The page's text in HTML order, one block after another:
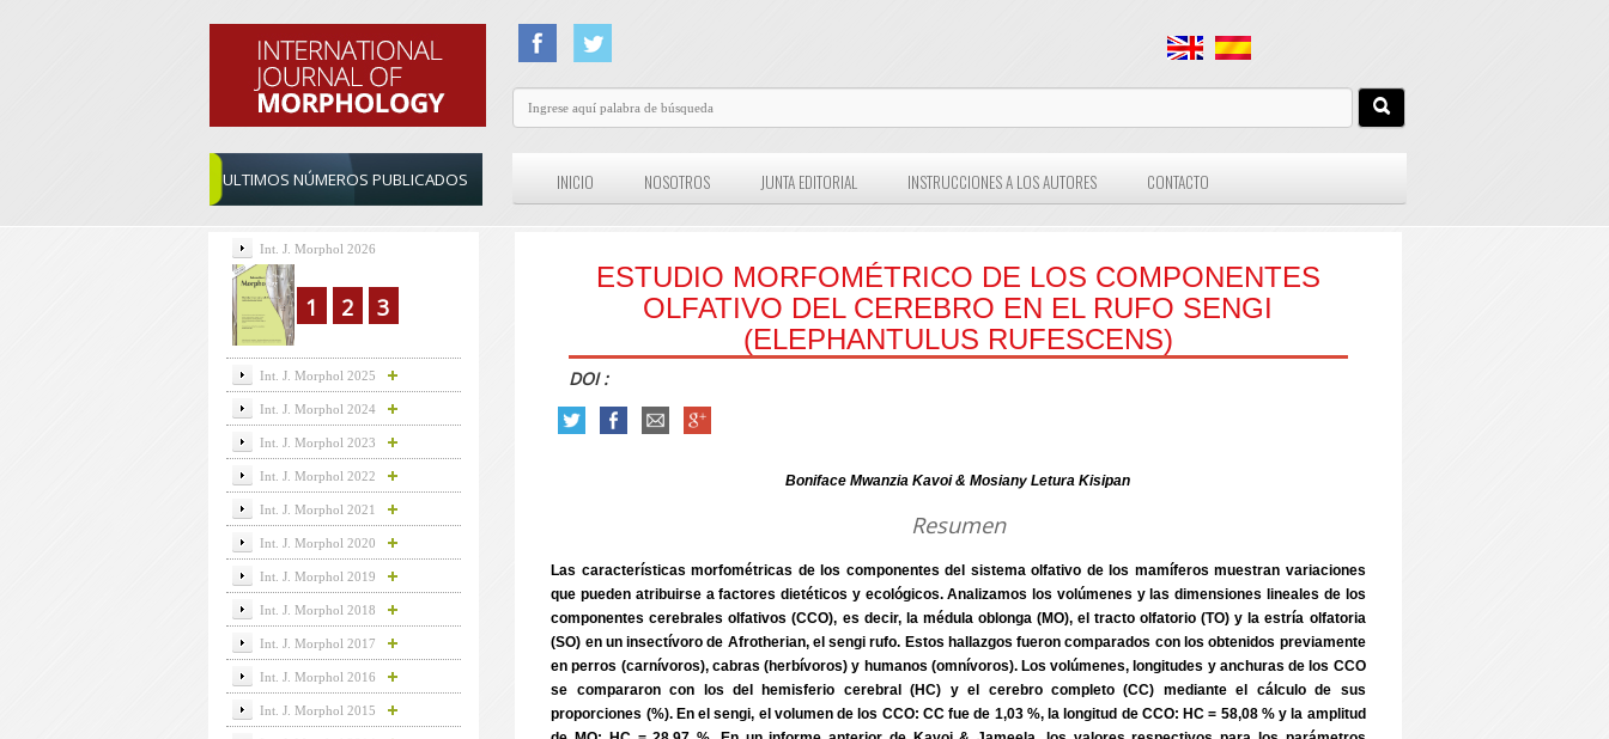
ULTIMOS NÚMEROS PUBLICADOS INICIO NOSOTROS JUNTA EDITORIAL INSTRUCCIONES A LOS AUTORES CONTACTO
ESTUDIO MORFOMÉTRICO DE LOS COMPONENTES
OLFATIVO DEL CEREBRO EN EL RUFO SENGI
(ELEPHANTULUS RUFESCENS)
DOI :
Boniface Mwanzia Kavoi & Mosiany Letura Kisipan
Resumen
Las características morfométricas de los componentes del sistema olfativo de los mamíferos muestran variaciones
que pueden atribuirse a factores dietéticos y ecológicos. Analizamos los volúmenes y las dimensiones lineales de los
componentes cerebrales olfativos (CCO), es decir, la médula oblonga (MO), el tracto olfatorio (TO) y la estría olfatoria
(SO) en un insectívoro de Afrotherian, el sengi rufo. Estos hallazgos fueron comparados con los obtenidos previamente
en perros (carnívoros), cabras (herbívoros) y humanos (omnívoros). Los volúmenes, longitudes y anchuras de los CCO
se compararon con los del hemisferio cerebral (HC) y el cerebro completo (CC) mediante el cálculo de sus
proporciones (%). En el sengi, el volumen de los CCO: CC fue de 1,03 %, la longitud de CCO: HC = 58,08 % y la amplitud
Int. J. Morphol 2026
1 2 3
Int. J. Morphol 2025
Int. J. Morphol 2024
Int. J. Morphol 2023
Int. J. Morphol 2022
Int. J. Morphol 2021
Int. J. Morphol 2020
Int. J. Morphol 2019
Int. J. Morphol 2018
Int. J. Morphol 2017
Int. J. Morphol 2016
Int. J. Morphol 2015